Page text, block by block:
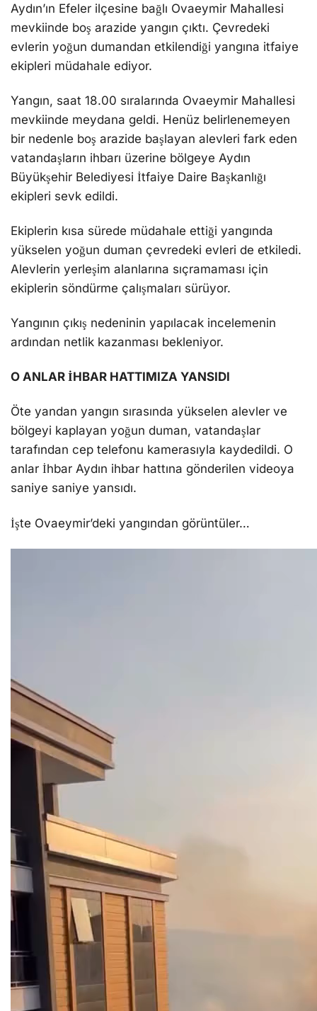
Aydın’ın Efeler ilçesine bağlı Ovaeymir Mahallesi
mevkiinde boş arazide yangın çıktı. Çevredeki
evlerin yoğun dumandan etkilendiği yangına itfaiye
ekipleri müdahale ediyor.
Yangın, saat 18.00 sıralarında Ovaeymir Mahallesi
mevkiinde meydana geldi. Henüz belirlenemeyen
bir nedenle boş arazide başlayan alevleri fark eden
vatandaşların ihbarı üzerine bölgeye Aydın
Büyükşehir Belediyesi İtfaiye Daire Başkanlığı
ekipleri sevk edildi.
Ekiplerin kısa sürede müdahale ettiği yangında
yükselen yoğun duman çevredeki evleri de etkiledi.
Alevlerin yerleşim alanlarına sıçramaması için
ekiplerin söndürme çalışmaları sürüyor.
Yangının çıkış nedeninin yapılacak incelemenin
ardından netlik kazanması bekleniyor.
O ANLAR İHBAR HATTIMIZA YANSIDI
Öte yandan yangın sırasında yükselen alevler ve
bölgeyi kaplayan yoğun duman, vatandaşlar
tarafından cep telefonu kamerasıyla kaydedildi. O
anlar İhbar Aydın ihbar hattına gönderilen videoya
saniye saniye yansıdı.
İşte Ovaeymir’deki yangından görüntüler…